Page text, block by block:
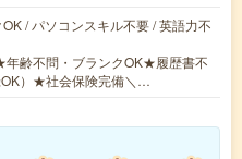
/ パソコンスキル不要 / 英語力不
齢不問・ブランクOK★履歴書不
OK）★社会保険完備＼…